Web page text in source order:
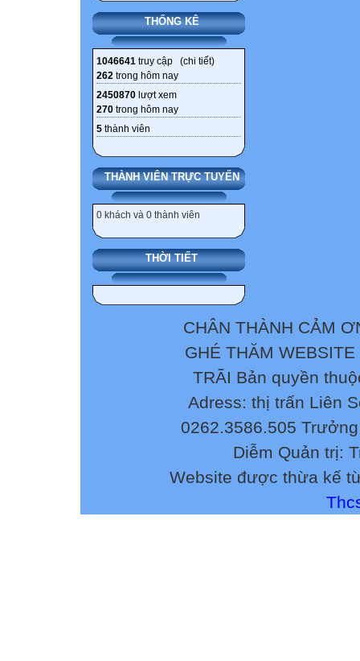
THỐNG KÊ
1046641 truy cập (chi tiết)
262 trong hôm nay
2450870 lượt xem
270 trong hôm nay
5 thành viên
THÀNH VIÊN TRỰC TUYẾN
0 khách và 0 thành viên
THỜI TIẾT
CHÂN THÀNH CẢM
GHÉ THĂM
TRÃI Bản quyền
Adress: thị trấn Liên
0262.3586.505
Diễm Quản trị:
Website được thừa kế